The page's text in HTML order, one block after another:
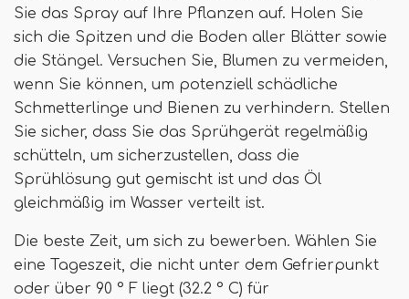
Sie das Spray auf Ihre Pflanzen auf. Holen Sie
sich die Spitzen und die Boden aller Blätter sowie
die Stängel. Versuchen Sie, Blumen zu vermeiden,
wenn Sie können, um potenziell schädliche
Schmetterlinge und Bienen zu verhindern. Stellen
Sie sicher, dass Sie das Sprühgerät regelmäßig
schütteln, um sicherzustellen, dass die
Sprühlösung gut gemischt ist und das Öl
gleichmäßig im Wasser verteilt ist.
Die beste Zeit, um sich zu bewerben. Wählen Sie
eine Tageszeit, die nicht unter dem Gefrierpunkt
oder über 90 ° F liegt (32.2 ° C) für